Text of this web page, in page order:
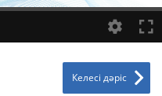
Келесі дәріс